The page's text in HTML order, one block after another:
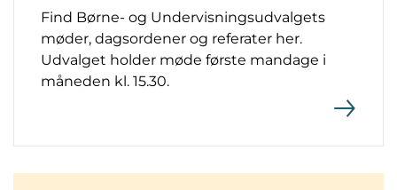
Find Børne- og Undervisningsudvalgets
møder, dagsordener og referater her.
Udvalget holder møde første mandage i
måneden kl. 15.30.